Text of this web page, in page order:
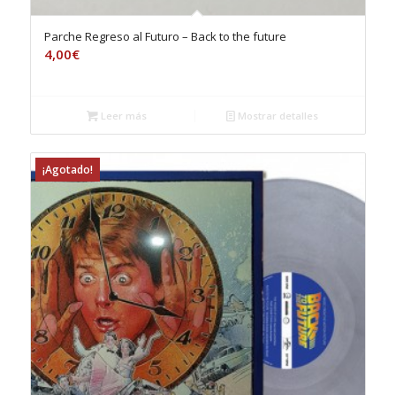
Parche Regreso al Futuro – Back to the future
4,00€
Leer más Mostrar detalles
¡Agotado!